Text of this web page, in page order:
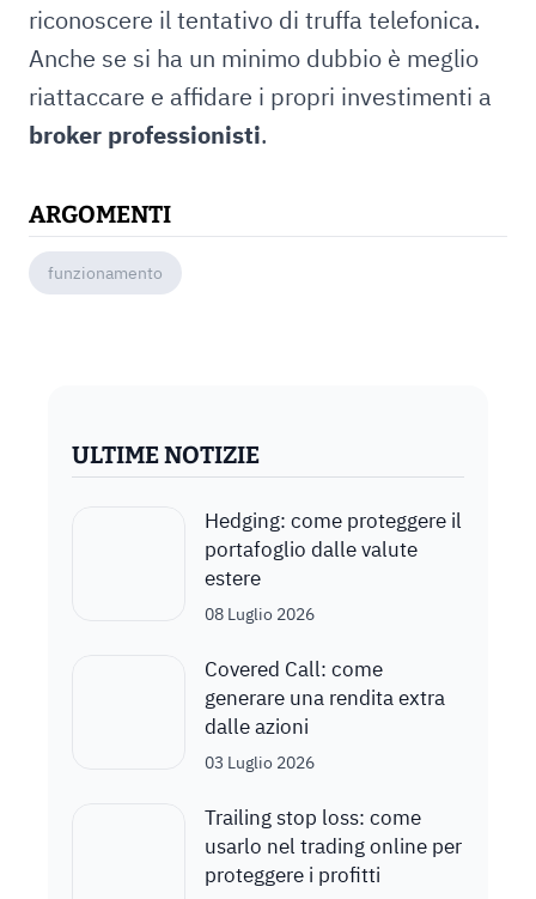
riconoscere il tentativo di truffa telefonica.
Anche se si ha un minimo dubbio è meglio
riattaccare e affidare i propri investimenti a
broker professionisti.
ARGOMENTI
funzionamento
ULTIME NOTIZIE
Hedging: come proteggere il
portafoglio dalle valute
estere
08 Luglio 2026
Covered Call: come
generare una rendita extra
dalle azioni
03 Luglio 2026
Trailing stop loss: come
usarlo nel trading online per
proteggere i profitti